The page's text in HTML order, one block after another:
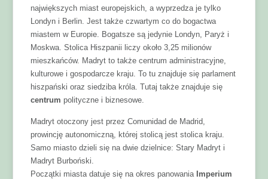
największych miast europejskich, a wyprzedza je tylko
Londyn i Berlin. Jest także czwartym co do bogactwa
miastem w Europie. Bogatsze są jedynie Londyn, Paryż i
Moskwa. Stolica Hiszpanii liczy około 3,25 milionów
mieszkańców. Madryt to także centrum administracyjne,
kulturowe i gospodarcze kraju. To tu znajduje się parlament
hiszpański oraz siedziba króla. Tutaj także znajduje się
centrum polityczne i biznesowe.
Madryt otoczony jest przez Comunidad de Madrid,
prowincję autonomiczną, której stolicą jest stolica kraju.
Samo miasto dzieli się na dwie dzielnice: Stary Madryt i
Madryt Burboński.
Początki miasta datuje się na okres panowania Imperium